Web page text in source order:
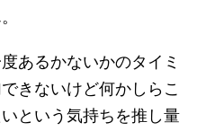
あるかないかのタイミ
きないけど何かしらこ
という気持ちを推し量